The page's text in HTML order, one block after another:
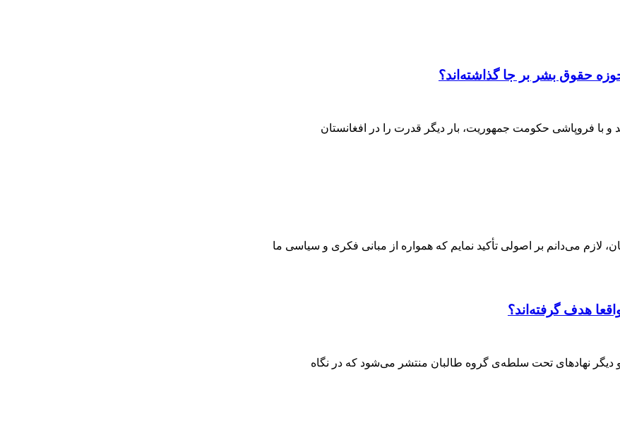
حقوق بشر بر جا گذاشته‌اند؟
لازم می‌دانم بر اصولی تأکید نمایم که همواره از مبانی فکری و سیاسی ما
هدف گرفته‌اند؟
نهادهای تحت سلطه‌ی گروه طالبان منتشر می‌شود که در نگاه